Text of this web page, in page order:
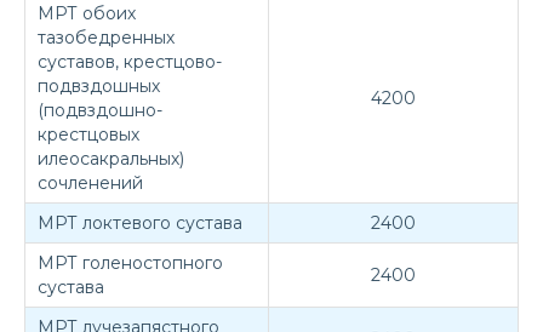
МРТ обоих
тазобедренных
суставов, крестцово-
подвздошных
(подвздошно-
крестцовых
илеосакральных)
сочленений
4200
МРТ локтевого сустава
2400
МРТ голеностопного
сустава
2400
МРТ лучезапястного